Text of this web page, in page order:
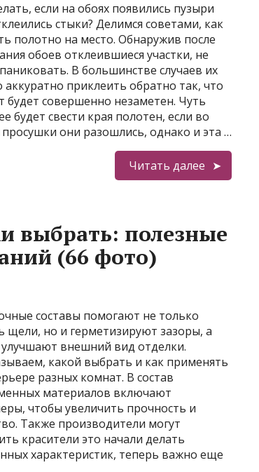
если на обоях появились пузыри
стыки? Делимся советами, как
полотно на место. Обнаружив после
обоев отклеившиеся участки, не
В большинстве случаев их
приклеить обратно так, что
будет совершенно незаметен. Чуть
будет свести края полотен, если во
они разошлись, однако и эта …
Читать далее
выбрать: полезные
(66 фото)
составы помогают не только
щели, но и герметизируют зазоры, а
внешний вид отделки.
какой выбрать и как применять
разных комнат. В состав
материалов включают
чтобы увеличить прочность и
Также производители могут
красители это начали делать
характеристик, теперь важно еще